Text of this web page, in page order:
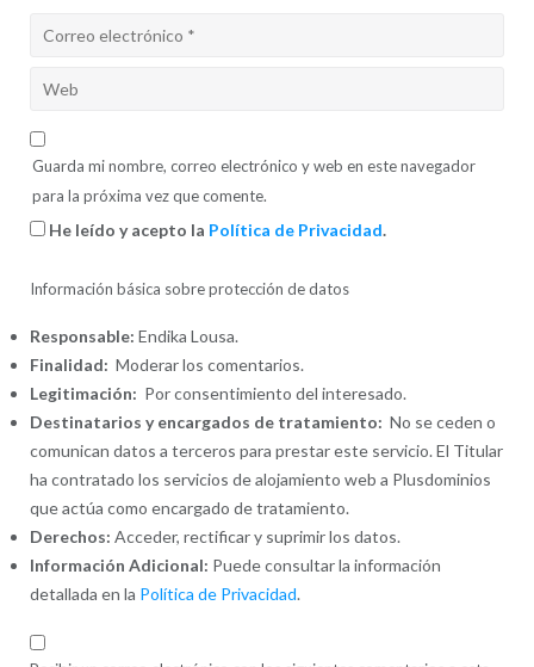
Guarda mi nombre, correo electrónico y web en este navegador
para la próxima vez que comente.
He leído y acepto la Política de Privacidad.
Información básica sobre protección de datos
Responsable: Endika Lousa.
Finalidad: Moderar los comentarios.
Legitimación: Por consentimiento del interesado.
Destinatarios y encargados de tratamiento: No se ceden o
comunican datos a terceros para prestar este servicio. El Titular
ha contratado los servicios de alojamiento web a Plusdominios
que actúa como encargado de tratamiento.
Derechos: Acceder, rectificar y suprimir los datos.
Información Adicional: Puede consultar la información
detallada en la Política de Privacidad.